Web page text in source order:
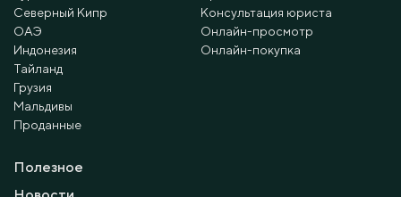
Северный Кипр
ОАЭ
Индонезия
Тайланд
Грузия
Мальдивы
Проданные
Консультация юриста
Онлайн-просмотр
Онлайн-покупка
Полезное